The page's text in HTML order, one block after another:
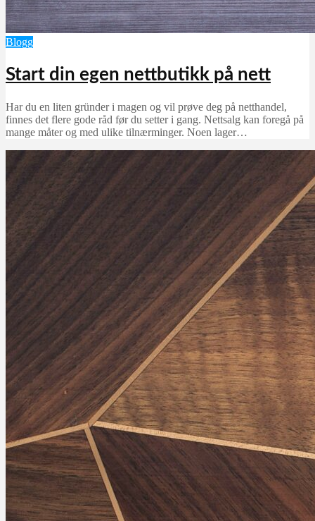
Blogg
Start din egen nettbutikk på nett
Har du en liten gründer i magen og vil prøve deg på netthandel,
finnes det flere gode råd før du setter i gang. Nettsalg kan foregå på
mange måter og med ulike tilnærminger. Noen lager…